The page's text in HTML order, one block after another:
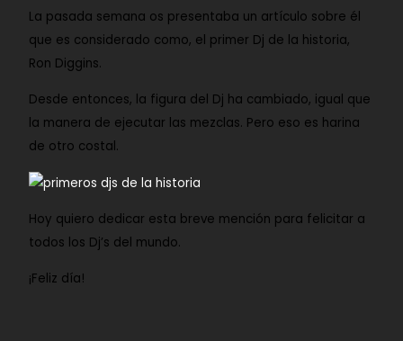
La pasada semana os presentaba un artículo sobre él
que es considerado como, el primer Dj de la historia,
Ron Diggins.
Desde entonces, la figura del Dj ha cambiado, igual que
la manera de ejecutar las mezclas. Pero eso es harina
de otro costal.
Hoy quiero dedicar esta breve mención para felicitar a
todos los Dj’s del mundo.
¡Feliz día!